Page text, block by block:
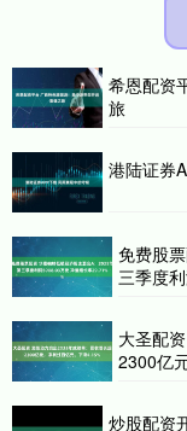
希恩配资
旅
港陆证券
免费股
三季度
大圣配
2300亿
炒股配资